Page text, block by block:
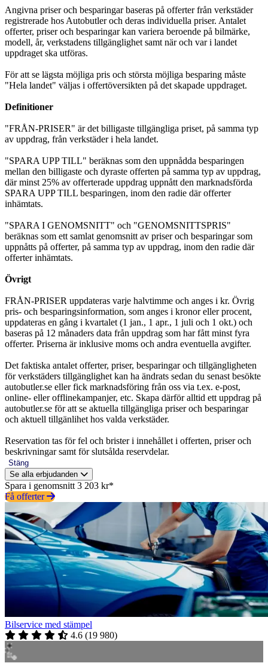
Angivna priser och besparingar baseras på offerter från verkstäder
registrerade hos Autobutler och deras individuella priser. Antalet
offerter, priser och besparingar kan variera beroende på bilmärke,
modell, år, verkstadens tillgänglighet samt när och var i landet
uppdraget ska utföras.
För att se lägsta möjliga pris och största möjliga besparing måste
"Hela landet" väljas i offertöversikten på det skapade uppdraget.
Definitioner
"FRÅN-PRISER" är det billigaste tillgängliga priset, på samma typ
av uppdrag, från verkstäder i hela landet.
"SPARA UPP TILL" beräknas som den uppnådda besparingen
mellan den billigaste och dyraste offerten på samma typ av uppdrag,
där minst 25% av offerterade uppdrag uppnått den marknadsförda
SPARA UPP TILL besparingen, inom den radie där offerter
inhämtats.
"SPARA I GENOMSNITT" och "GENOMSNITTSPRIS"
beräknas som ett samlat genomsnitt av priser och besparingar som
uppnåtts på offerter, på samma typ av uppdrag, inom den radie där
offerter inhämtats.
Övrigt
FRÅN-PRISER uppdateras varje halvtimme och anges i kr. Övrig
pris- och besparingsinformation, som anges i kronor eller procent,
uppdateras en gång i kvartalet (1 jan., 1 apr., 1 juli och 1 okt.) och
baseras på 12 månaders data från uppdrag som har fått minst fyra
offerter. Priserna är inklusive moms och andra eventuella avgifter.
Det faktiska antalet offerter, priser, besparingar och tillgängligheten
för verkstäders tillgänglighet kan ha ändrats sedan du senast besökte
autobutler.se eller fick marknadsföring från oss via t.ex. e-post,
online- eller offlinekampanjer, etc. Skapa därför alltid ett uppdrag på
autobutler.se för att se aktuella tillgängliga priser och besparingar
och aktuell tillgänlihet hos valda verkstäder.
Reservation tas för fel och brister i innehållet i offerten, priser och
beskrivningar samt för slutsålda reservdelar.
Stäng
Se alla erbjudanden
Spara i genomsnitt 3 203 kr*
Få offerter
Bilservice med stämpel
4.6 (19 980)